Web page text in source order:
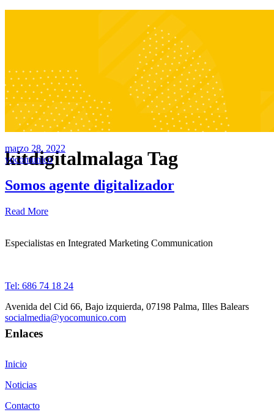
kitdigitalmalaga Tag
marzo 28, 2022
yocomunico
Somos agente digitalizador
Read More
Especialistas en Integrated Marketing Communication
Tel: 686 74 18 24
Avenida del Cid 66, Bajo izquierda, 07198 Palma, Illes Balears
socialmedia@yocomunico.com
Enlaces
Inicio
Noticias
Contacto